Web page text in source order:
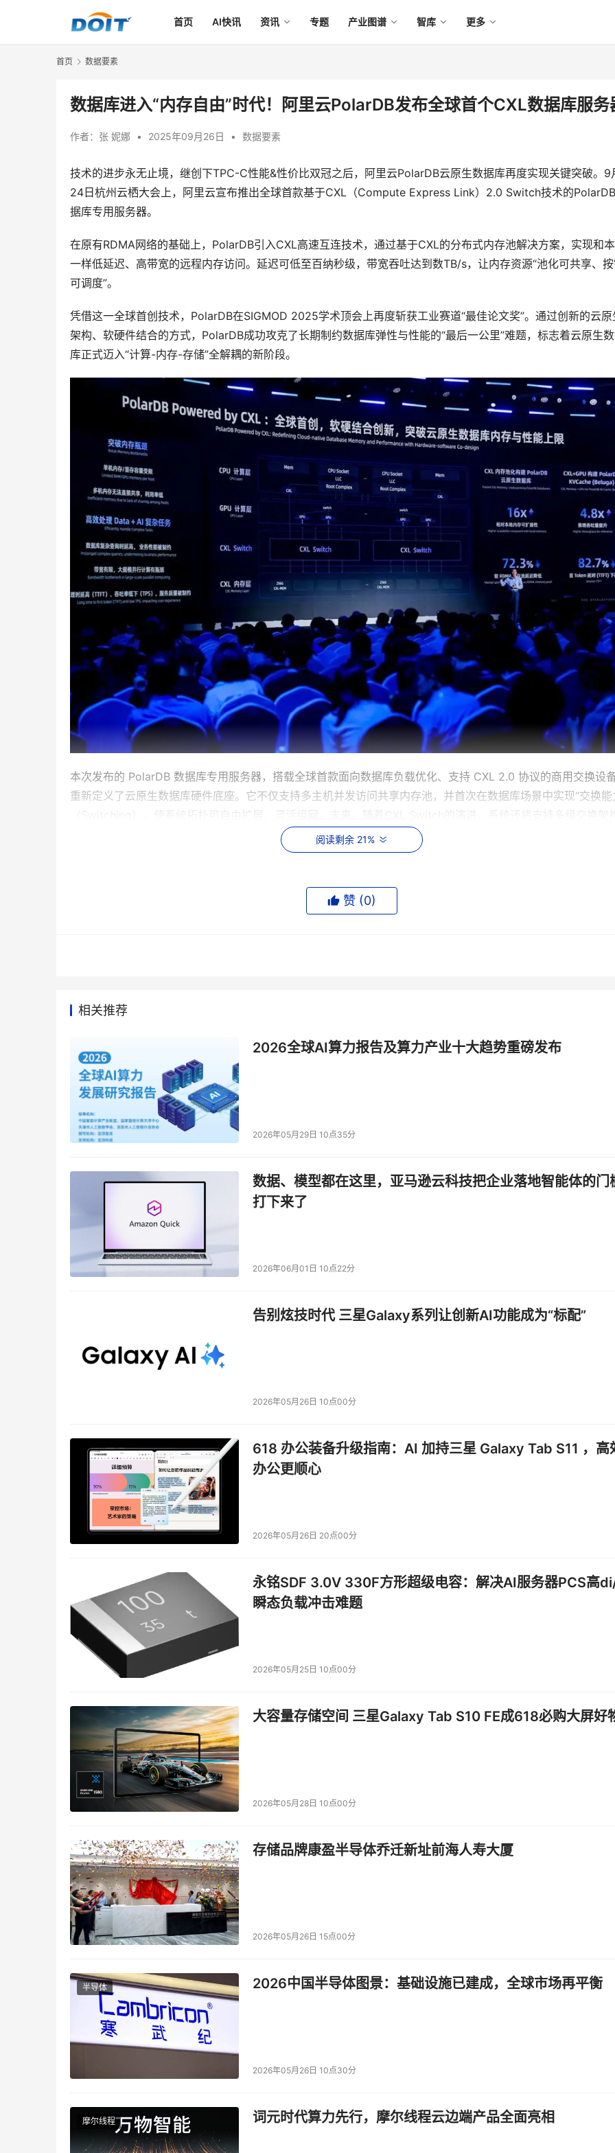
首页 AI快讯 资讯 专题 产业图谱 智库 更多
首页 数据要素
数据库进入“内存自由”时代！阿里云PolarDB发布全球首个CXL数据库服务
作者： 张 妮娜 • 2025年09月26日 • 数据要素
技术的进步永无止境，继创下TPC-C性能&性价比双冠之后，阿里云PolarDB云原生数据库再度实现关键突破。9
24日杭州云栖大会上，阿里云宣布推出全球首款基于CXL（Compute Express Link）2.0 Switch技术的
据库专用服务器。
在原有RDMA网络的基础上，PolarDB引入CXL高速互连技术，通过基于CXL的分布式内存池解决方案，实现和
一样低延迟、高带宽的远程内存访问。延迟可低至百纳秒级，带宽吞吐达到数TB/s，让内存资源“池化可共享、
可调度”。
凭借这一全球首创技术，PolarDB在SIGMOD 2025学术顶会上再度斩获工业赛道“最佳论文奖”。通过创新的云原
架构、软硬件结合的方式，PolarDB成功攻克了长期制约数据库弹性与性能的“最后一公里”难题，标志着云原生
库正式迈入“计算-内存-存储”全解耦的新阶段。
本次发布的 PolarDB 数据库专用服务器，搭载全球首款面向数据库负载优化、支持 CXL 2.0 协议的商用交换设备
重新定义了云原生数据库硬件底座。它不仅支持多主机并发访问共享内存池，并首次在数据库场景中实现“交换能
动态容量设备及Fabric拓扑设计，进一步强化异构计算能力与横向扩展性，为超大规模云数据库提供坚实的技术底
阿里云智能集团资深副总裁、数据库产品事业部负责人李飞飞表示，PolarDB基于CXL Switch的数据库专属机型
正实现了内存资源随需而动。从三层解耦到CXL全栈创新，PolarDB正以持续的技术深耕，重新定义云原生数据库
值得一提的是，PolarDB数据库专用服务器还打通了GPU+CPU与共享内存池的协同通路，在大模型推理等前沿场
问，显著提升推理吞吐与资源利用率，为AI时代的数据底座注入全新动能。
此外，针对企业对多模数据处理的多样化需求，阿里云还重磅发布了「瑶池数据库ApsaraDB Agent智能顾问」和
系列全新产品能力，通过与大模型深度融合，大幅提升企业内数据场景（开发、分析洞察等环节）的使用效率，降
其中，瑶池数据库ApsaraDB Agent提供一站式、7*24小时不间断的云数据库智能顾问服务，支持数据库全产品
动，可帮助用户自助解决90%以上的数据库产品咨询问题，覆盖用户数据库实例管理全周期，包含选型、上云迁
产品管理、运维、计费等。
ApsaraDB Agent系列产品能力，还包括了面向数据场景实现数据开发和分析的Data Agent for Analytics、面向
业智能资产管理和治理的Data Agent for Meta，以及面向企业一站式数据库运维的DAS Agent。
以Data Agent for Analytics为例，它依托瑶池数据库和通义大模型两大底座的核心能力，能够精准理解用户意图
自动生成并执行数据分析计划，最终输出图文并茂的报告。Data Agent会学习并记忆用户偏好与数据知识，将相
信息存储至长期记忆与DMS OneMeta知识库。让原本复杂的企业数据分析及洞察过程，变得像日常对话一样简单
效，实现“越用越聪明，越用越好用”。
（完）
阅读剩余 21%
本文来源于DOIT传媒，文章内容仅供参考，不构成投资建议。
赞 (0)
相关推荐
2026全球AI算力报告及算力产业十大趋势重磅发布
2026年05月29日 10点35分
数据、模型都在这里，亚马逊云科技把企业落地智能体的门
打下来了
2026年06月01日 10点22分
告别炫技时代 三星Galaxy系列让创新AI功能成为“标配”
2026年05月26日 10点00分
618 办公装备升级指南：AI 加持三星 Galaxy Tab S11 ，高
办公更顺心
2026年05月26日 20点00分
永铭SDF 3.0V 330F方形超级电容：解决AI服务器PCS高
瞬态负载冲击难题
2026年05月25日 10点00分
大容量存储空间 三星Galaxy Tab S10 FE成618必购大屏好
2026年05月28日 10点00分
存储品牌康盈半导体乔迁新址前海人寿大厦
2026年05月26日 15点00分
半导体 2026中国半导体图景：基础设施已建成，全球市场再平衡
2026年05月26日 10点30分
摩尔线程 词元时代算力先行，摩尔线程云边端产品全面亮相